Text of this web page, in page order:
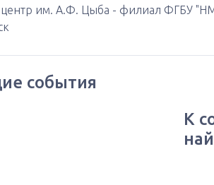
им. А.Ф. Цыба - филиал ФГБУ
события
К